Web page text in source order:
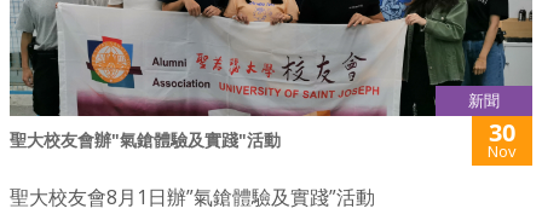
新聞
聖大校友會辦"氣鎗體驗及實踐"活動 30
Nov
聖大校友會8月1日辦”氣鎗體驗及實踐”活動